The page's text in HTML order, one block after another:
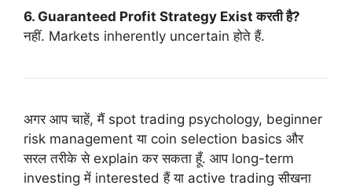
6. Guaranteed Profit Strategy Exist करती है?
नहीं. Markets inherently uncertain होते हैं.
अगर आप चाहें, मैं spot trading psychology, beginner
risk management या coin selection basics और
सरल तरीके से explain कर सकता हूँ. आप long-term
investing में interested हैं या active trading सीखना